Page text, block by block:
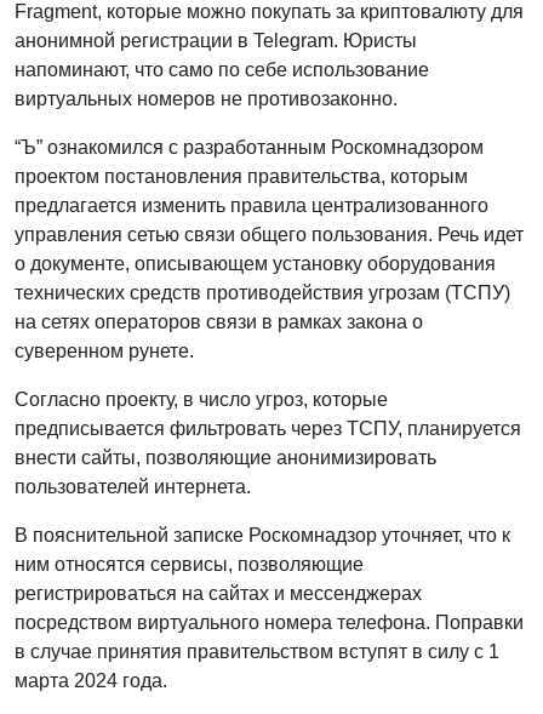
Fragment, которые можно покупать за криптовалюту для
анонимной регистрации в Telegram. Юристы
напоминают, что само по себе использование
виртуальных номеров не противозаконно.
“Ъ” ознакомился с разработанным Роскомнадзором
проектом постановления правительства, которым
предлагается изменить правила централизованного
управления сетью связи общего пользования. Речь идет
о документе, описывающем установку оборудования
технических средств противодействия угрозам (ТСПУ)
на сетях операторов связи в рамках закона о
суверенном рунете.
Согласно проекту, в число угроз, которые
предписывается фильтровать через ТСПУ, планируется
внести сайты, позволяющие анонимизировать
пользователей интернета.
В пояснительной записке Роскомнадзор уточняет, что к
ним относятся сервисы, позволяющие
регистрироваться на сайтах и мессенджерах
посредством виртуального номера телефона. Поправки
в случае принятия правительством вступят в силу с 1
марта 2024 года.